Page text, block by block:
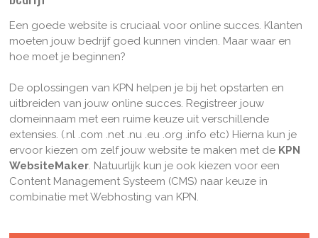
Een goede website is cruciaal voor online succes. Klanten
moeten jouw bedrijf goed kunnen vinden. Maar waar en
hoe moet je beginnen?
De oplossingen van KPN helpen je bij het opstarten en
uitbreiden van jouw online succes. Registreer jouw
domeinnaam met een ruime keuze uit verschillende
extensies. (.nl .com .net .nu .eu .org .info etc) Hierna kun je
ervoor kiezen om zelf jouw website te maken met de KPN
WebsiteMaker. Natuurlijk kun je ook kiezen voor een
Content Management Systeem (CMS) naar keuze in
combinatie met Webhosting van KPN.